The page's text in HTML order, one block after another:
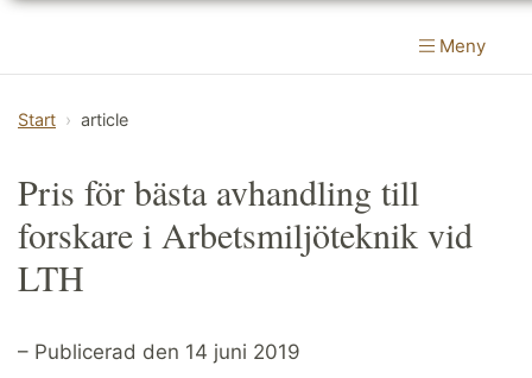
Meny
Start article
Pris för bästa avhandling till
forskare i Arbetsmiljöteknik vid
LTH
– Publicerad den 14 juni 2019